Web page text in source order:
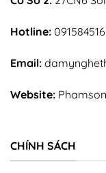
Hotline:
Email:
Website:
CHÍNH SÁCH